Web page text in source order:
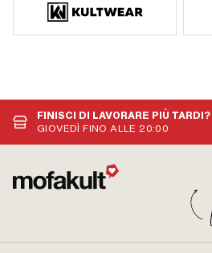
FINISCI DI LAVORARE PIÙ TARDI?
GIOVEDÌ FINO ALLE 20:00